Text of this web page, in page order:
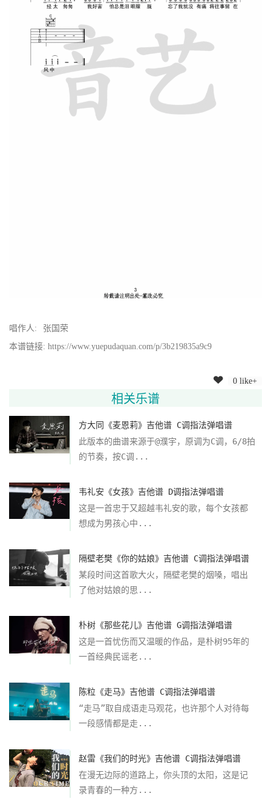
唱作人:
张国荣
本谱链接: https://www.yuepudaquan.com/p/3b219835a9c9
0 like+
相关乐谱
方大同《麦恩莉》吉他谱 C调指法弹唱谱
此版本的曲谱来源于@濮宇，原调为C调，6/8拍
的节奏，按C调...
韦礼安《女孩》吉他谱 D调指法弹唱谱
这是一首忠于又超越韦礼安的歌，每个女孩都
想成为男孩心中...
隔壁老樊《你的姑娘》吉他谱 C调指法弹唱谱
某段时间这首歌大火，隔壁老樊的烟嗓，唱出
了他对姑娘的思...
朴树《那些花儿》吉他谱 G调指法弹唱谱
这是一首忧伤而又温暖的作品，是朴树95年的
一首经典民谣老...
陈粒《走马》吉他谱 C调指法弹唱谱
“走马”取自成语走马观花，也许那个人对待每
一段感情都是走...
赵雷《我们的时光》吉他谱 C调指法弹唱谱
在漫无边际的道路上，你头顶的太阳，这是记
录青春的一种方...